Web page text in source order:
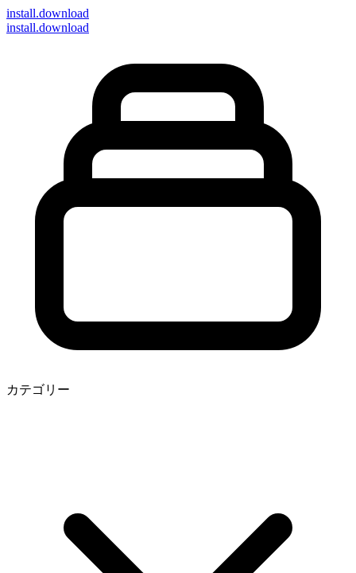
install.download
install.download
カテゴリー